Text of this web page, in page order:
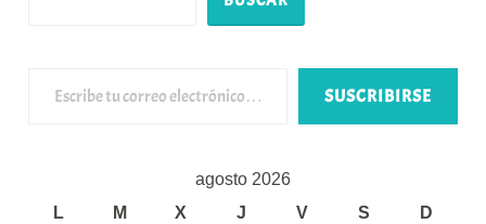
SUSCRIBIRSE
agosto 2026
L
M X J V S D